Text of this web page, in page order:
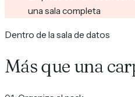
una sala completa
Dentro de la sala de datos
Más que una